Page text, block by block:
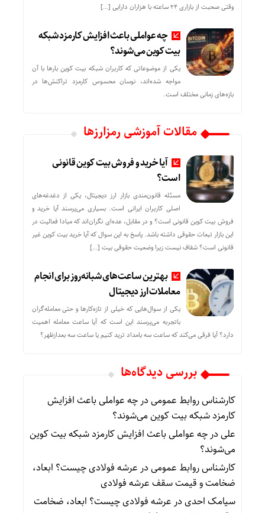
وقتی صحبت از بازاری ۲۴ ساعته با هزاران دارایی […]
چه عواملی باعث افزایش کارمزد شبکه
بیت کوین می‌شوند؟
یکی از موضوعاتی که کاربران شبکه بیت کوین بارها با آن
مواجه شده‌اند، نوسان محسوس کارمزد تراکنش‌ها در
بازه‌های زمانی مختلف است.
مقالات آموزشی رمزارزها
آیا خرید و فروش بیت کوین قانونی
است؟
مسئله قانون‌مندی بازار ارز دیجیتال، یکی از دغدغه‌های
اصلی کاربران ایرانی است. بسیاری می‌پرسند آیا خرید و
فروش بیت کوین قانونی است؟ و در مقابل، عده‌ای نگران‌اند که مبادا فعالیت در
این بازار تبعات حقوقی داشته باشد. پاسخ به این سوال که آیا خرید بیت کوین غیر
قانونی است؟ شفاف نیست زیرا وضعیت حقوقی بیت‌ […]
بهترین ساعت‌های شبانه‌روز برای انجام
معاملات ارز دیجیتال
یکی از سوال‌هایی که خیلی از تازه‌کارها و حتی معامله‌گران
باتجربه می‌پرسند این است که آیا ساعت معامله اهمیت
دارد؟ آیا فرقی می‌کند که ساعت سه بامداد ترید کنیم یا ساعت سه بعدازظهر؟
بررسی دیدگاه‌ها
کارشناس روابط عمومیدرچه عواملی باعث افزایش
کارمزد شبکه بیت کوین می‌شوند؟
علیدرچه عواملی باعث افزایش کارمزد شبکه بیت کوین
می‌شوند؟
کارشناس روابط عمومیدر عرشه فولادی چیست؟ ابعاد،
ضخامت و قیمت سقف عرشه فولادی
سیامک احدیدر عرشه فولادی چیست؟ ابعاد، ضخامت